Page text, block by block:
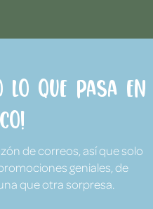
lo que pasa en
de correos, así que solo
geniales, de
que otra sorpresa.